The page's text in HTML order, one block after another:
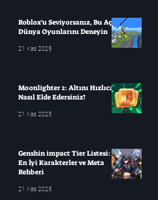
Roblox'u Seviyorsanız, Bu Açık
Dünya Oyunlarını Deneyin
21 Kas 2025
Moonlighter 2: Altını Hızlıca
Nasıl Elde Edersiniz?
21 Kas 2025
Genshin impact Tier Listesi:
En İyi Karakterler ve Meta
Rehberi
21 Kas 2025